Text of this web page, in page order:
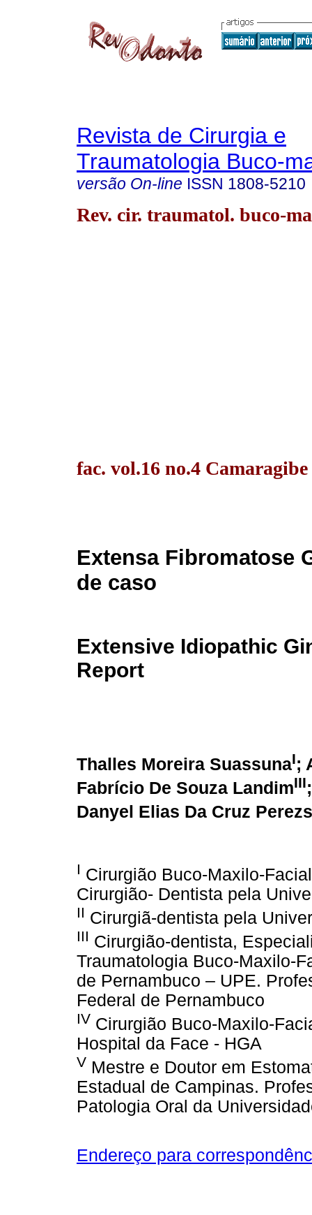
Revista de Cirurgia e
Traumatologia Buco-
versão On-line ISSN 1808-5210
Rev. cir. traumatol. buco-
fac. vol.16 no.4
Extensa Fibromatose
de caso
Extensive Idiopathic
Report
Thalles Moreira SuassunaI;
Fabrício De Souza LandimIII
Danyel Elias Da Cruz Perezs
I Cirurgião Buco-Maxilo-
Cirurgião- Dentista pela
II Cirurgiã-dentista pela
III Cirurgião-dentista,
Traumatologia Buco-Maxilo-
de Pernambuco – UPE.
Federal de Pernambuco
IV Cirurgião Buco-Maxilo-
Hospital da Face - HGA
V Mestre e Doutor em
Estadual de Campinas.
Patologia Oral da
Endereço para